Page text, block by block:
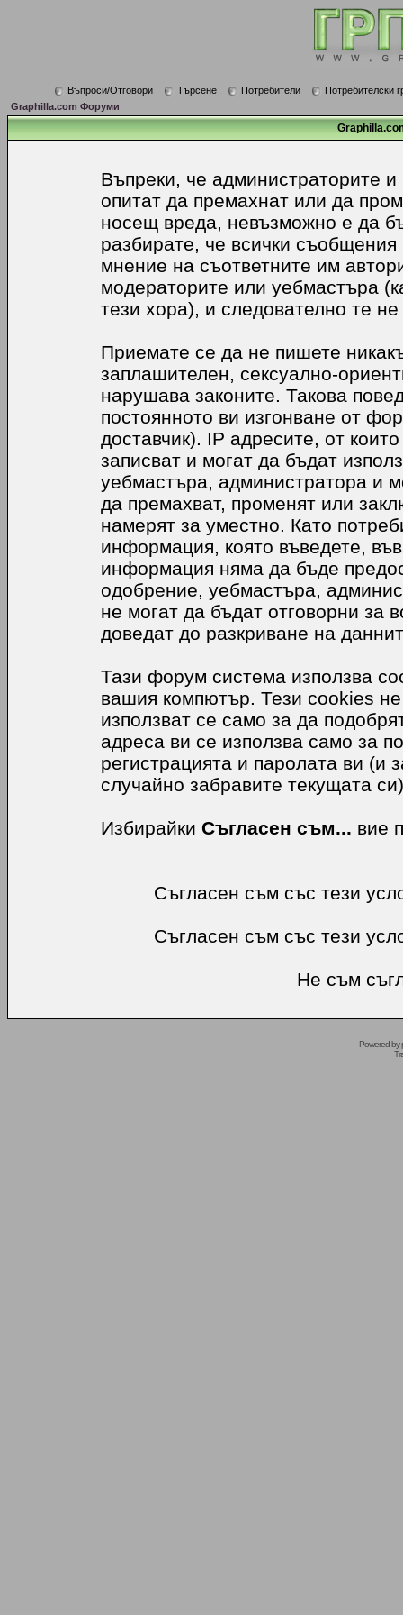
Въпроси/Отговори Търсене Потребители
Потребителски
Graphilla.com Форуми
Въпреки, че администраторите
опитат да премахнат или да
носещ вреда, невъзможно е да
разбирате, че всички
мнение на съответните им
модераторите или уебмастъра
тези хора), и следователно те не
Приемате се да не пишете
заплашителен, сексуално-
нарушава законите. Такова
постоянното ви изгонване от
доставчик). IP адресите, от
записват и могат да бъдат
уебмастъра, администратора и
да премахват, променят или
намерят за уместно. Като
информация, която въведете,
информация няма да бъде
одобрение, уебмастъра,
не могат да бъдат отговорни за
доведат до разкриване на
Тази форум система използва
вашия компютър. Тези cookies
използват се само за да
адреса ви се използва само за
регистрацията и паролата ви (и
случайно забравите текущата
Избирайки Съгласен съм... вие
Съгласен съм със тези
Съгласен съм със тези
Не съм
Powered by